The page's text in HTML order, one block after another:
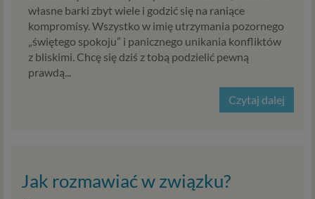
własne barki zbyt wiele i godzić się na raniące
kompromisy. Wszystko w imię utrzymania pozornego
„świętego spokoju” i panicznego unikania konfliktów
z bliskimi. Chcę się dziś z tobą podzielić pewną
prawdą...
Czytaj dalej
Jak rozmawiać w związku?